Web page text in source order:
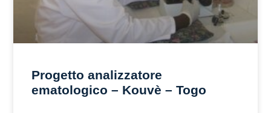
Progetto analizzatore
ematologico – Kouvè – Togo